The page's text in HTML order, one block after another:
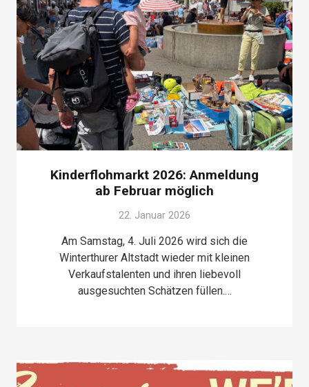
Kinderflohmarkt 2026: Anmeldung
ab Februar möglich
22. Januar 2026
Am Samstag, 4. Juli 2026 wird sich die
Winterthurer Altstadt wieder mit kleinen
Verkaufstalenten und ihren liebevoll
ausgesuchten Schätzen füllen.…